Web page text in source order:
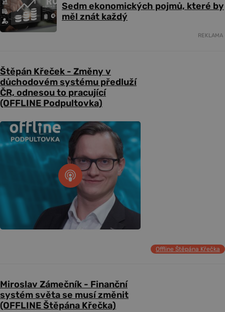
Sedm ekonomických pojmů, které by
měl znát každý
REKLAMA
Štěpán Křeček - Změny v
důchodovém systému předluží
ČR, odnesou to pracující
(OFFLINE Podpultovka)
Offline Štěpána Křečka
Miroslav Zámečník - Finanční
systém světa se musí změnit
(OFFLINE Štěpána Křečka)